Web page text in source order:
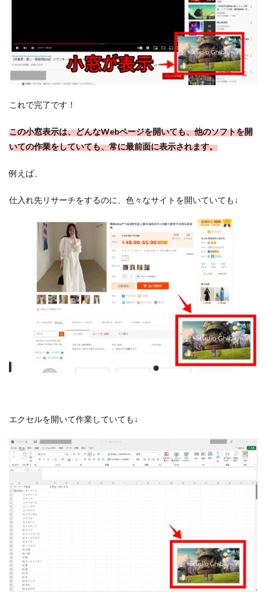
これで完了です！
この小窓表示は、どんなWebページを開いても、他のソフトを開
いての作業をしていても、常に最前面に表示されます。
例えば、
仕入れ先リサーチをするのに、色々なサイトを開いていても↓
エクセルを開いて作業していても↓